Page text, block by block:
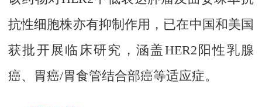
抗性细胞株亦有抑制作用，已在中国和美国
获批开展临床研究，涵盖HER2阳性乳腺
癌、胃癌/胃食管结合部癌等适应症。